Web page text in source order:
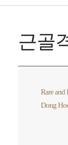
근골
Rare and
Dong